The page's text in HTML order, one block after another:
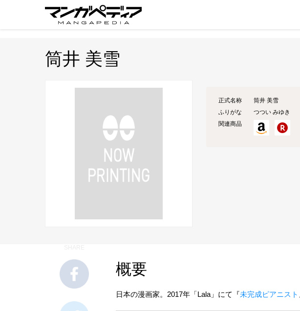
筒井 美雪
正式名称
筒井 美雪
ふりがな
つつい みゆき
関連商品
概要
日本の漫画家。2017年「Lala」にて『未完成ピアニスト